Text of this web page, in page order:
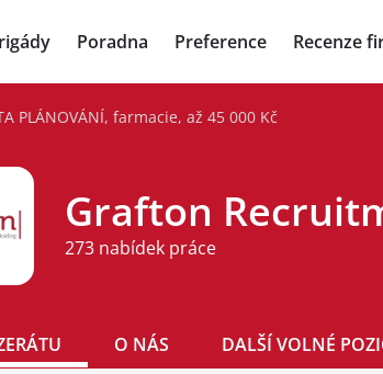
Poradna Preference Recenze
PLÁNOVÁNÍ, farmacie, až 45 000 Kč
Grafton
273 nabídek práce
O NÁS DALŠÍ VOLNÉ